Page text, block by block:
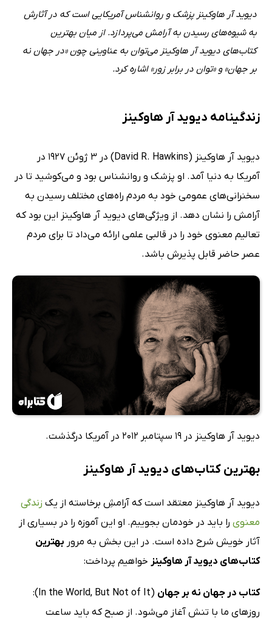
دیوید آر هاوکینز پزشک و روانشناس آمریکایی است که در آثارش
به شیوه‌های رسیدن به آرامش می‌پردازد. از میان بهترین
کتاب‌های دیوید آر هاوکینز می‌توان به عناوینی چون «در جهان نه
بر جهان» و «توان در برابر زور» اشاره کرد.
زندگینامه دیوید آر هاوکینز
دیوید آر هاوکینز (David R. Hawkins) در 3 ژوئن 1927 در
آمریکا به دنیا آمد. او پزشک و روانشناس بود و می‌کوشید تا در
سخنرانی‌های عمومی خود به مردم راه‌های مختلف رسیدن به
آرامش را نشان دهد. از ویژگی‌های دیوید آر هاوکینز این بود که
تعالیم معنوی خود را در قالبی علمی ارائه می‌داد تا برای مردم
عصر حاضر قابل پذیرش باشد.
دیوید آر هاوکینز در 19 سپتامبر 2012 در آمریکا درگذشت.
بهترین کتاب‌های دیوید آر هاوکینز
دیوید آر هاوکینز معتقد است که آرامشِ برخاسته از یک زندگی
معنوی را باید در خودمان بجوییم. او این آموزه را در بسیاری از
آثار خویش شرح داده است. در این بخش به مرور بهترین
کتاب‌های دیوید آر هاوکینز خواهیم پرداخت:
کتاب در جهان نه بر جهان
(In the World, But Not of It):
روزهای ما با تنش آغاز می‌شود. از صبح که باید ساعت